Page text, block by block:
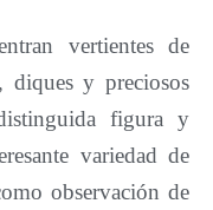
vertientes de
diques y preciosos
figura y
variedad de
observación de